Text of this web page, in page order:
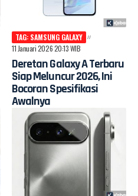
TAG: SAMSUNG GALAXY
11 Januari 2026 20:13 WIB
Deretan Galaxy A Terbaru
Siap Meluncur 2026, Ini
Bocoran Spesifikasi
Awalnya